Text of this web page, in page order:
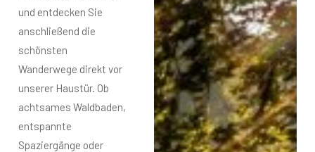
und entdecken Sie
anschließend die
schönsten
Wanderwege direkt vor
unserer Haustür. Ob
achtsames Waldbaden,
entspannte
Spaziergänge oder